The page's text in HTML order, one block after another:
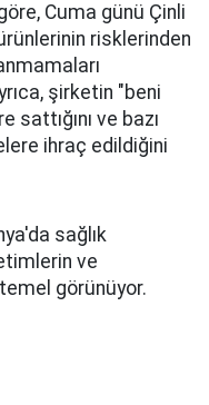
Cuma günü Çinli
risklerinden
şirketin "beni
sattığını ve bazı
ihraç edildiğini
sağlık
ve
görünüyor.